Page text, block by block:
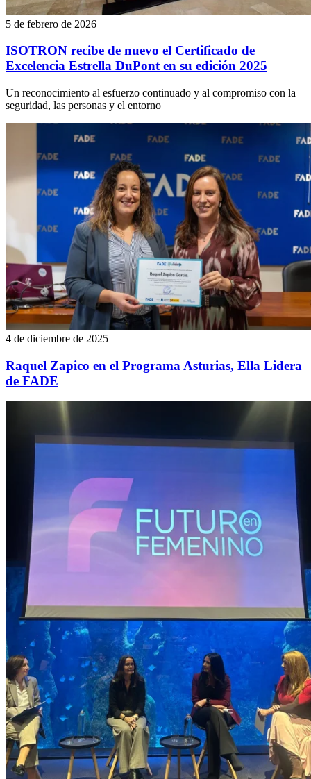
5 de febrero de 2026
ISOTRON recibe de nuevo el Certificado de
Excelencia Estrella DuPont en su edición 2025
Un reconocimiento al esfuerzo continuado y al compromiso con la
seguridad, las personas y el entorno
4 de diciembre de 2025
Raquel Zapico en el Programa Asturias, Ella Lidera
de FADE